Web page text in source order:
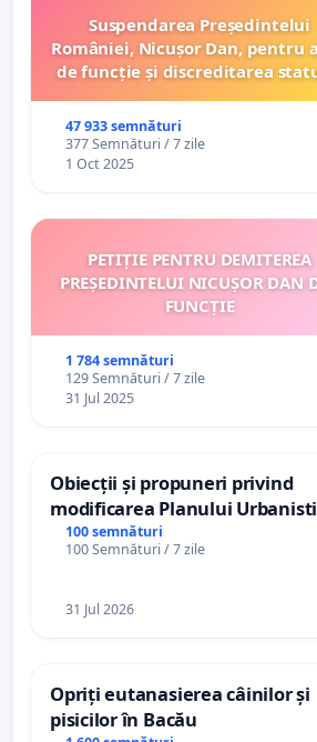
Suspendarea Președintelui
României, Nicușor Dan, pentru
de funcție și discreditarea
47 933 semnături
377 Semnături / 7 zile
1 Oct 2025
PETIȚIE PENTRU DEMITEREA
PREȘEDINTELUI NICUȘOR DAN
FUNCȚIE
1 784 semnături
129 Semnături / 7 zile
31 Jul 2025
Obiecții și propuneri privind
modificarea Planului
General al orașului Ialoveni
100 semnături
100 Semnături / 7 zile
31 Jul 2026
Opriți eutanasierea câinilor și
pisicilor în Bacău